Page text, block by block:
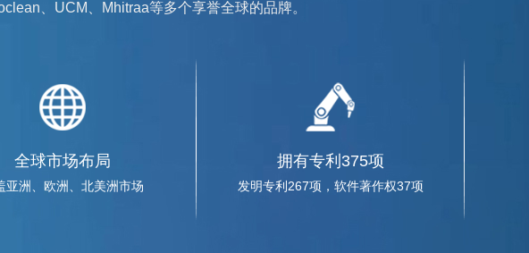
、UCM、Mhitraa等多个享誉全球的品牌。
全球市场布局
亚洲、欧洲、北美洲市场
拥有专利375项
发明专利267项，软件著作权37项
4月9日，辽宁省商务厅副厅长王广利一行走访蓝英集团沈阳公司，双方就企业国际并
外市场开拓、技...
市公司协会20余家会员企业赴蓝...